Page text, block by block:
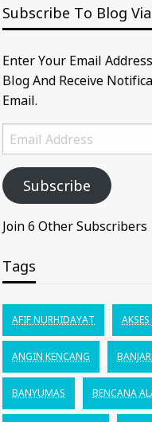
Subscribe To Blog
Enter Your Email
Blog And Receive
Email.
Email
Address
Subscribe
Join 6 Other Subscribers
Tags
AFIF NURHIDAYAT
ANGIN KENCANG
BANYUMAS BENCANA